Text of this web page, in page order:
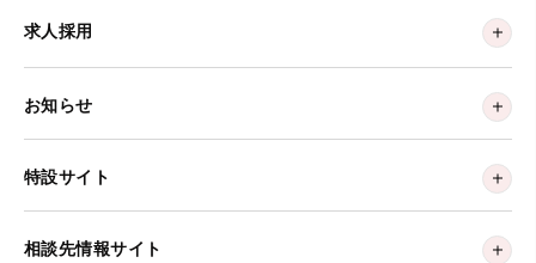
求人採用
お知らせ
特設サイト
相談先情報サイト